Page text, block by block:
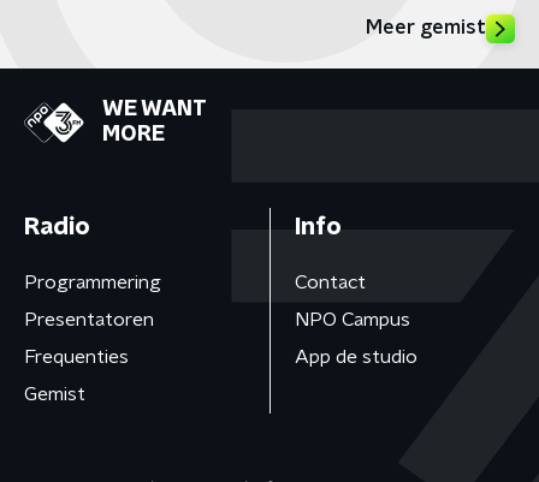
Meer gemist
WE WANT
MORE
Radio
Programmering
Presentatoren
Frequenties
Gemist
Info
Contact
NPO Campus
App de studio